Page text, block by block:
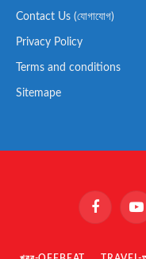
Contact Us (যোগাযোগ)
Privacy Policy
Terms and conditions
Sitemape
Facebook